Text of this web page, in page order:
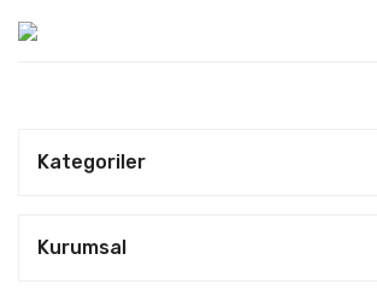
Kategoriler
Kurumsal